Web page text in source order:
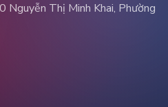
Nguyễn Thị Minh Khai, Phường